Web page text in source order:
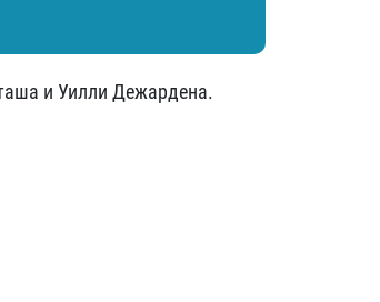
и Уилли Дежардена.